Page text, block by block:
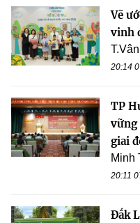
Vẽ
vinh
T.Vân
20:14
TP
vững
giai
Minh
20:11
Đắk